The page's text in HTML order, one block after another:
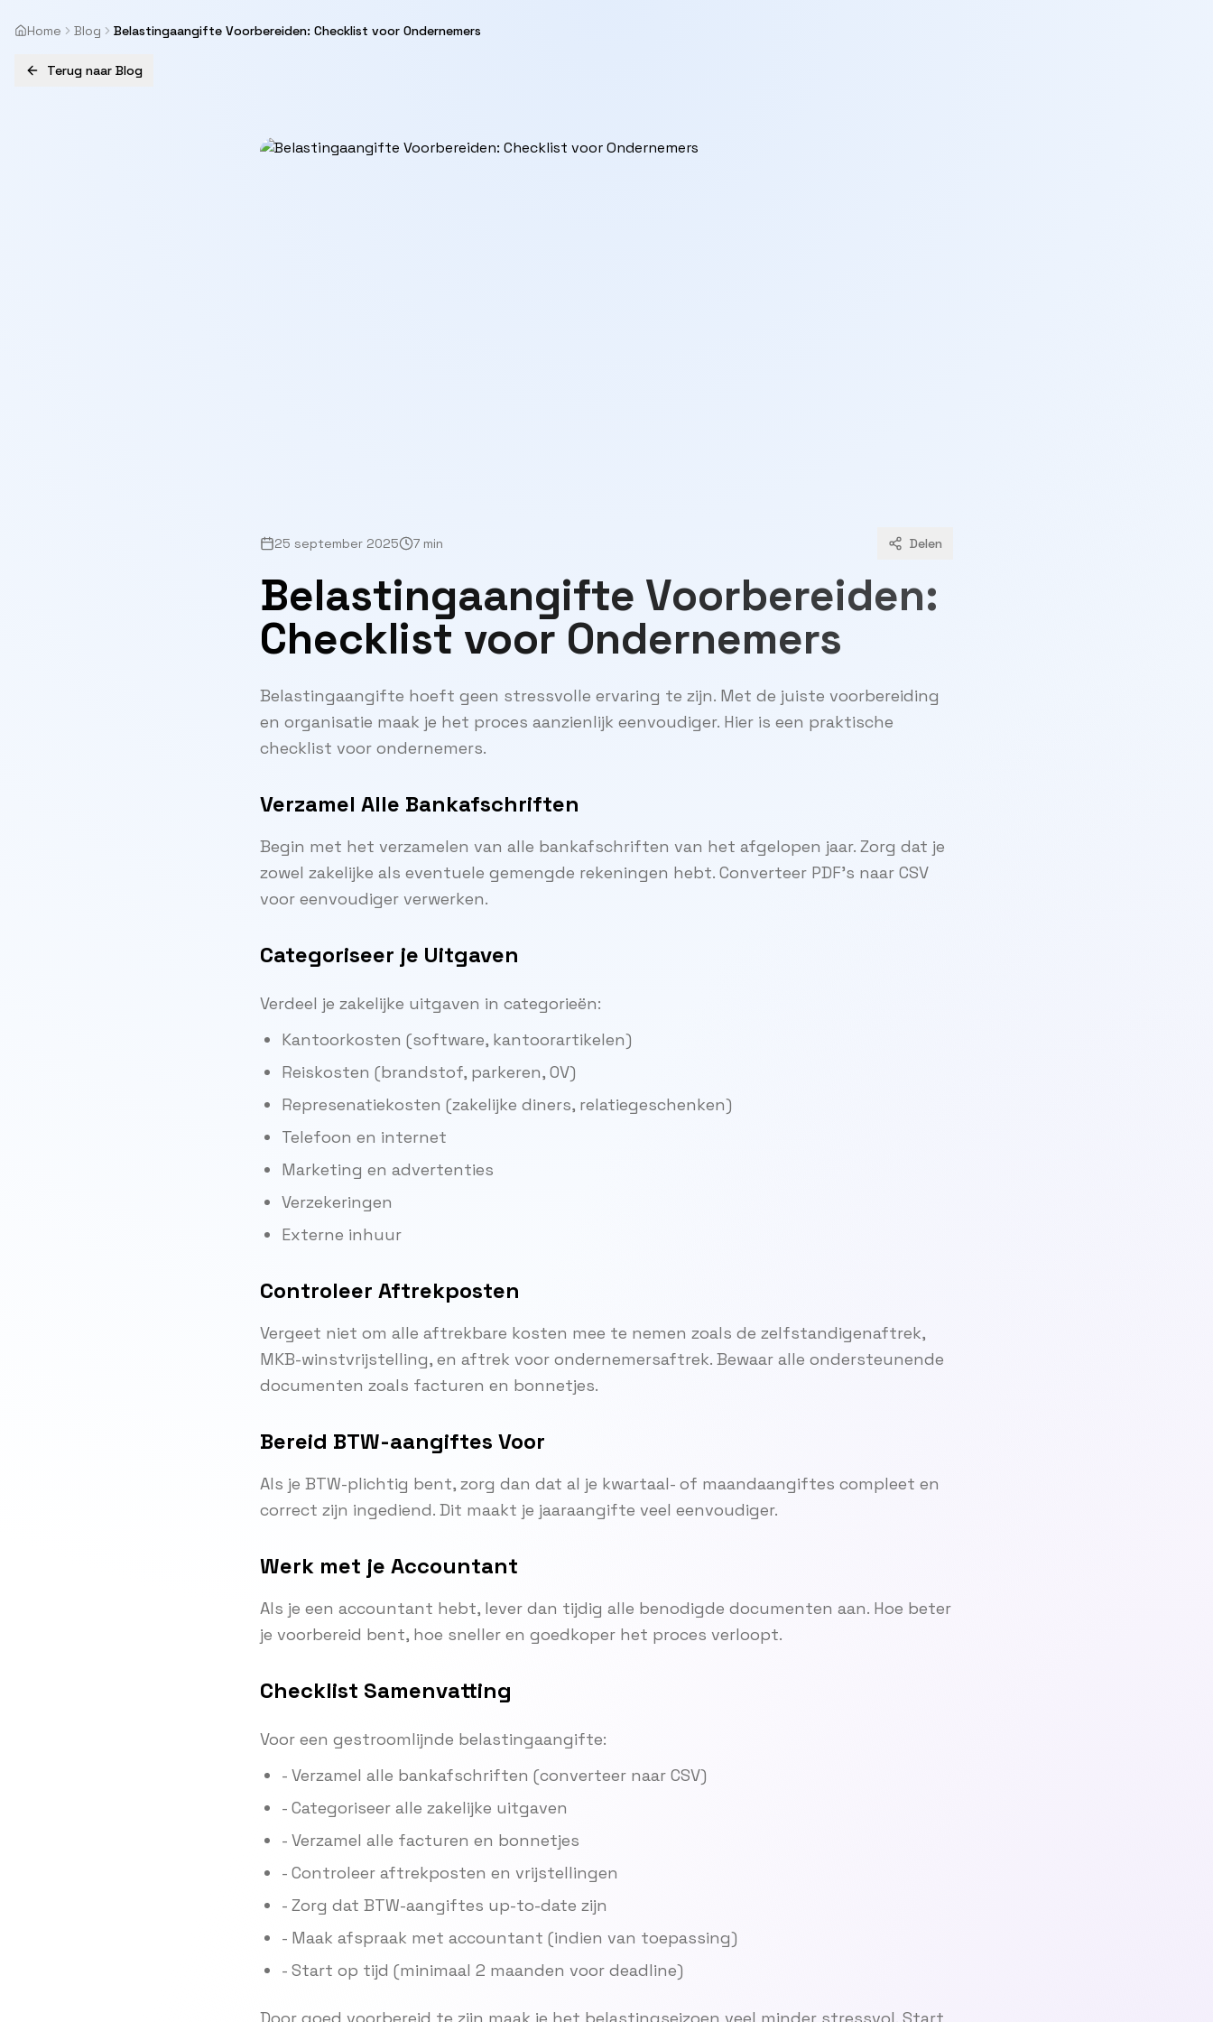
Home Blog Belastingaangifte Voorbereiden: Checklist voor Ondernemers
Terug naar Blog
25 september 2025 7 min Delen
Belastingaangifte Voorbereiden:
Checklist voor Ondernemers
Belastingaangifte hoeft geen stressvolle ervaring te zijn. Met de juiste voorbereiding
en organisatie maak je het proces aanzienlijk eenvoudiger. Hier is een praktische
checklist voor ondernemers.
Verzamel Alle Bankafschriften
Begin met het verzamelen van alle bankafschriften van het afgelopen jaar. Zorg dat je
zowel zakelijke als eventuele gemengde rekeningen hebt. Converteer PDF's naar CSV
voor eenvoudiger verwerken.
Categoriseer je Uitgaven
Verdeel je zakelijke uitgaven in categorieën:
Kantoorkosten (software, kantoorartikelen)
Reiskosten (brandstof, parkeren, OV)
Represenatiekosten (zakelijke diners, relatiegeschenken)
Telefoon en internet
Marketing en advertenties
Verzekeringen
Externe inhuur
Controleer Aftrekposten
Vergeet niet om alle aftrekbare kosten mee te nemen zoals de zelfstandigenaftrek,
MKB-winstvrijstelling, en aftrek voor ondernemersaftrek. Bewaar alle ondersteunende
documenten zoals facturen en bonnetjes.
Bereid BTW-aangiftes Voor
Als je BTW-plichtig bent, zorg dan dat al je kwartaal- of maandaangiftes compleet en
correct zijn ingediend. Dit maakt je jaaraangifte veel eenvoudiger.
Werk met je Accountant
Als je een accountant hebt, lever dan tijdig alle benodigde documenten aan. Hoe beter
je voorbereid bent, hoe sneller en goedkoper het proces verloopt.
Checklist Samenvatting
Voor een gestroomlijnde belastingaangifte:
- Verzamel alle bankafschriften (converteer naar CSV)
- Categoriseer alle zakelijke uitgaven
- Verzamel alle facturen en bonnetjes
- Controleer aftrekposten en vrijstellingen
- Zorg dat BTW-aangiftes up-to-date zijn
- Maak afspraak met accountant (indien van toepassing)
- Start op tijd (minimaal 2 maanden voor deadline)